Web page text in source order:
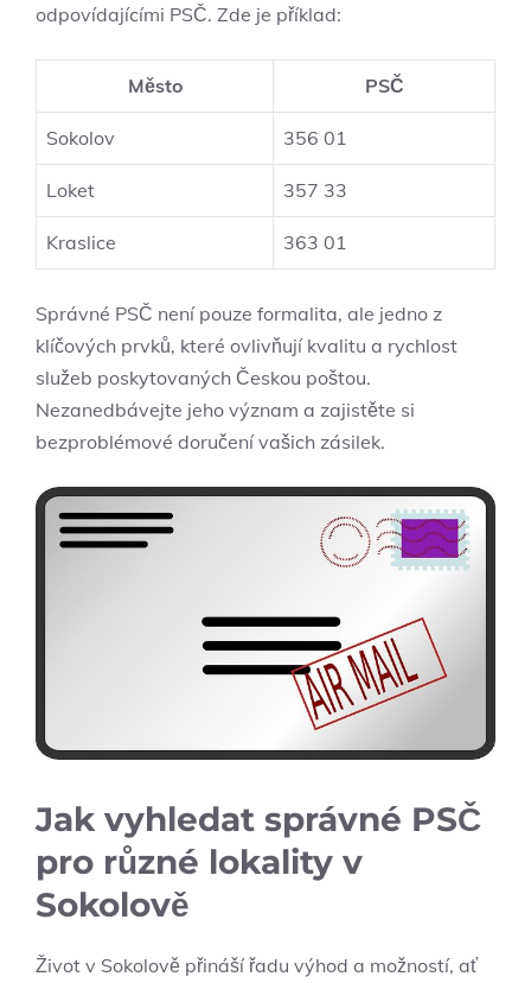
odpovídajícími PSČ. Zde je příklad:
Město PSČ
Sokolov 356 01
Loket 357 33
Kraslice 363 01
Správné PSČ není pouze formalita, ale jedno z
klíčových prvků, které ovlivňují kvalitu a rychlost
služeb poskytovaných Českou poštou.
Nezanedbávejte jeho význam a zajistěte si
bezproblémové doručení vašich zásilek.
Jak vyhledat správné PSČ
pro různé lokality v
Sokolově
Život v Sokolově přináší řadu výhod a možností, ať